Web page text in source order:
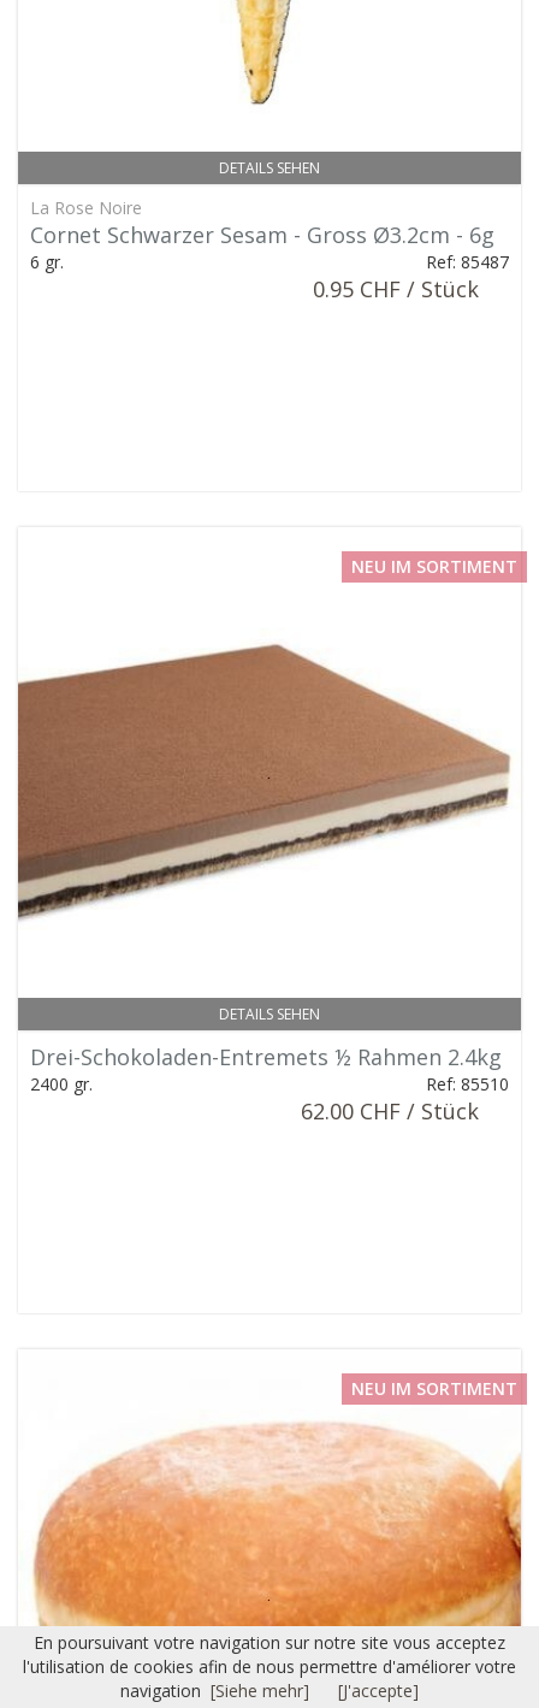
DETAILS SEHEN
La Rose Noire
Cornet Schwarzer Sesam - Gross Ø3.2cm - 6g
6 gr. Ref: 85487
0.95 CHF / Stück
DETAILS SEHEN
NEU IM SORTIMENT
Drei-Schokoladen-Entremets ½ Rahmen 2.4kg
2400 gr. Ref: 85510
62.00 CHF / Stück
NEU IM SORTIMENT
En poursuivant votre navigation sur notre site vous acceptez
l'utilisation de cookies afin de nous permettre d'améliorer votre
navigation [Siehe mehr] [J'accepte]